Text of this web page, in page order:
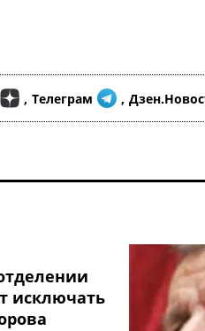
, Телеграм ,
исключать